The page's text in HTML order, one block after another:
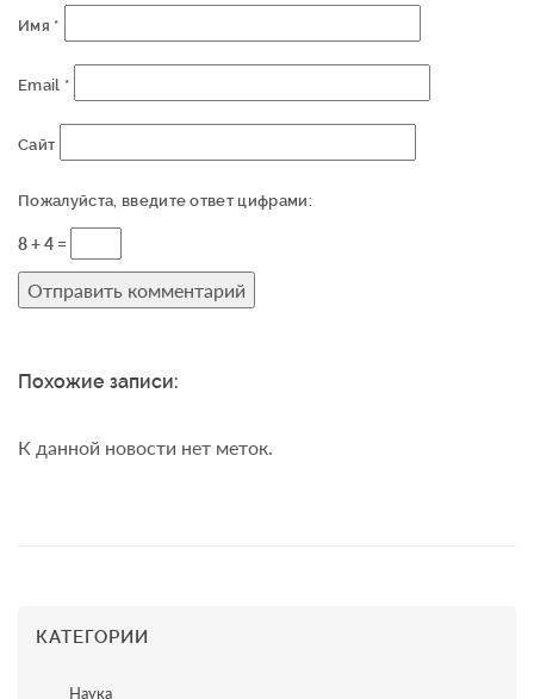
Имя *
Email *
Сайт
Пожалуйста, введите ответ цифрами:
8 + 4 =
Похожие записи:
К данной новости нет меток.
КАТЕГОРИИ
Наука